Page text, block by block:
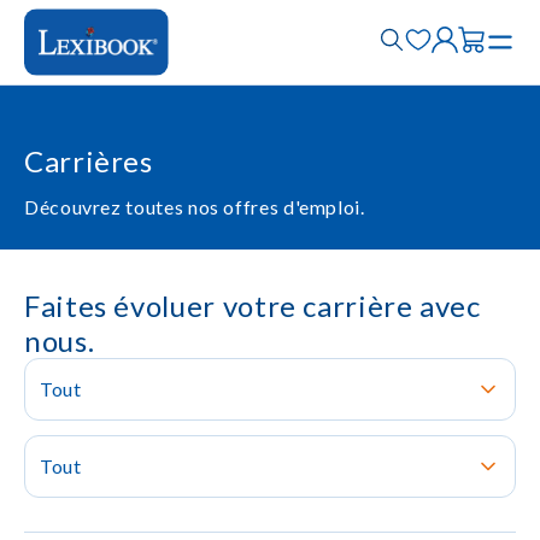
Carrières
Découvrez toutes nos offres d'emploi.
Faites évoluer votre carrière avec
nous.
Tout
Tout